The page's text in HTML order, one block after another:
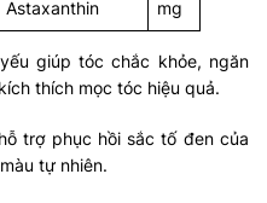
Astaxanthin mg
giúp tóc chắc khỏe, ngăn
thích mọc tóc hiệu quả.
trợ phục hồi sắc tố đen của
tự nhiên.